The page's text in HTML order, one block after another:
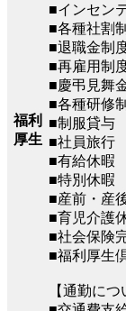
福利
厚生
■インセン
■各種社割
■退職金制
■再雇用制
■慶弔見舞
■各種研修
■制服貸与
■社員旅行
■有給休暇
■特別休暇
■産前・産
■育児介護
■社会保険
■福利厚生
【通勤につ